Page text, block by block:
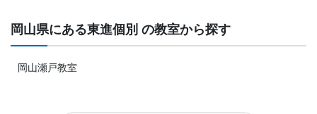
岡山県にある東進個別 の教室から探す
岡山瀬戸教室